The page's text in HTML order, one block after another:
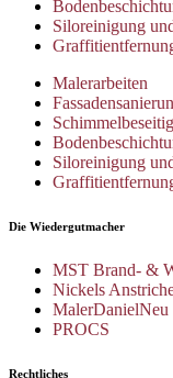
Siloreinigung
Malerarbeiten
Siloreinigung
Die Wiedergutmacher
MST Brand- &
Nickels
MalerDanielNeu
PROCS
Rechtliches